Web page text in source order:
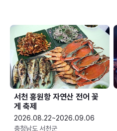
서천 홍원항 자연산 전어 꽃
게 축제
2026.08.22~2026.09.06
충청남도 서천군